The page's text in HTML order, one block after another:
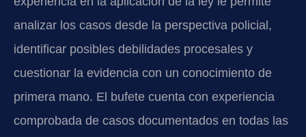
analizar los casos desde la perspectiva policial,
identificar posibles debilidades procesales y
cuestionar la evidencia con un conocimiento de
primera mano. El bufete cuenta con experiencia
comprobada de casos documentados en todas las